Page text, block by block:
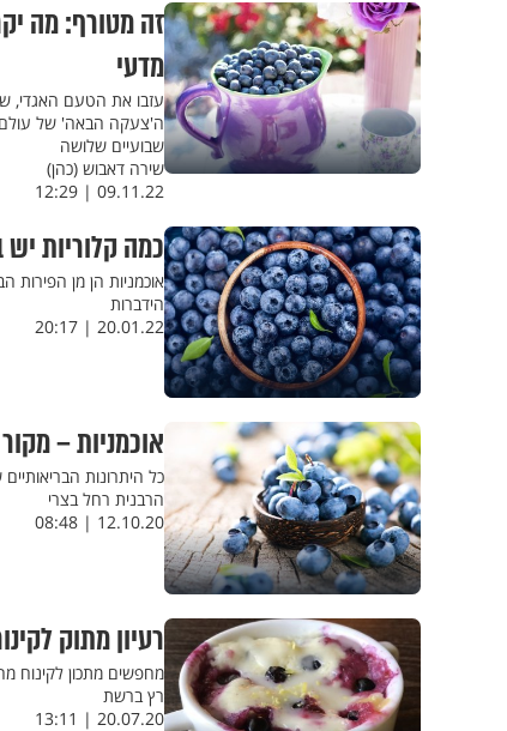
זה מטורף: מה
מדעי
עזבו את הטעם האגדי,
ה'צעקה הבאה' של עולם
שבועיים שלושה
שירה דאבוש (כהן)
09.11.22 | 12:29
כמה קלוריות יש
אוכמניות הן מן הפירות
הידברות
20.01.22 | 20:17
אוכמניות –
כל היתרונות
הרבנית רחל בצרי
12.10.20 | 08:48
רעיון מתוק
מחפשים מתכון לקינוח מהיר? פאי
רץ ברשת
20.07.20 | 13:11